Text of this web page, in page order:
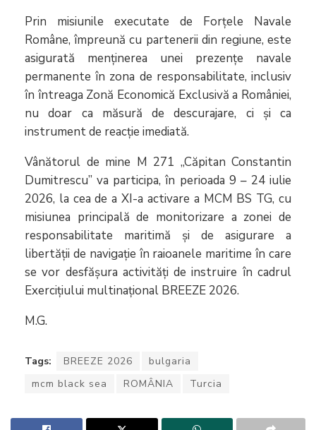
Prin misiunile executate de Forțele Navale
Române, împreună cu partenerii din regiune, este
asigurată menținerea unei prezențe navale
permanente în zona de responsabilitate, inclusiv
în întreaga Zonă Economică Exclusivă a României,
nu doar ca măsură de descurajare, ci și ca
instrument de reacție imediată.
Vânătorul de mine M 271 „Căpitan Constantin
Dumitrescu” va participa, în perioada 9 – 24 iulie
2026, la cea de a XI-a activare a MCM BS TG, cu
misiunea principală de monitorizare a zonei de
responsabilitate maritimă și de asigurare a
libertății de navigație în raioanele maritime în care
se vor desfășura activități de instruire în cadrul
Exercițiului multinațional BREEZE 2026.
M.G.
Tags: BREEZE 2026
bulgaria
mcm black sea
ROMÂNIA Turcia